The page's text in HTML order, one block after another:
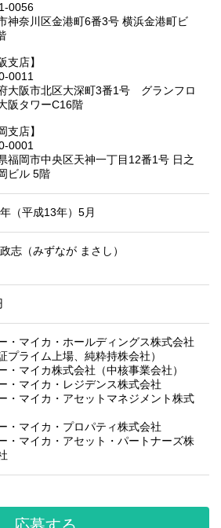
0056
神奈川区金港町6番3号 横浜金港町ビ
支店】
0011
大阪市北区大深町3番1号 グランフロ
阪タワーC16階
支店】
0001
福岡市中央区天神一丁目12番1号 日之
ビル 5階
（平成13年）5月
志（みずなが まさし）
・マイカ・ホールディングス株式会社
プライム上場、純粋持株会社）
・マイカ株式会社（中核事業会社）
・マイカ・レジデンス株式会社
・マイカ・アセットマネジメント株式
・マイカ・プロパティ株式会社
・マイカ・アセット・パートナーズ株